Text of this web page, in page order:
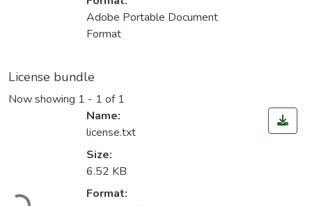
Adobe Portable Document
Format
License bundle
Now showing 1 - 1 of 1
Loading...
Name:
license.txt
Size:
6.52 KB
Format: